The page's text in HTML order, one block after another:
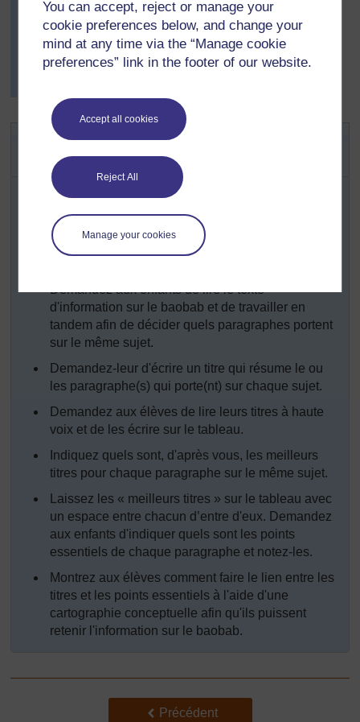
You can accept, reject or manage your
cookie preferences below, and change your
mind at any time via the “Manage cookie
preferences” link in the footer of our website.
Accept all cookies
Reject All
Manage your cookies
(Masquer
l’astuce )
]
leur a également précisé
comment il avait pris des notes
de ce qu'il avait trouvé à propos de ses élèves et de
leur apprentissage, afin de pouvoir planifier plus de
Activité clé : Développement des
capacités de synthèse
Montrez aux enfants des articles de journaux et de
ont des titres et ce que les titres indiquent au
lecteur. Demandez-leur de préciser pourquoi leurs
Demandez aux enfants de lire le texte
d'information sur le baobab et de travailler en
tandem afin de décider quels paragraphes portent
sur le même sujet.
Demandez-leur d'écrire un titre qui résume le ou
les paragraphe(s) qui porte(nt) sur chaque sujet.
Demandez aux élèves de lire leurs titres à haute
voix et de les écrire sur le tableau.
Indiquez quels sont, d'après vous, les meilleurs
titres pour chaque paragraphe sur le même sujet.
Laissez les « meilleurs titres » sur le tableau avec
un espace entre chacun d’entre d'eux. Demandez
aux enfants d'indiquer quels sont les points
essentiels de chaque paragraphe et notez-les.
Montrez aux élèves comment faire le lien entre les
titres et les points essentiels à l'aide d'une
cartographie conceptuelle afin qu'ils puissent
retenir l'information sur le baobab.
Précédent
Précédent